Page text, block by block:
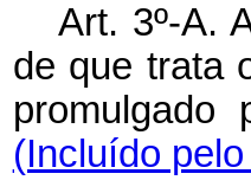
Art. 3º-A.
de que trata
promulgado
(Incluído